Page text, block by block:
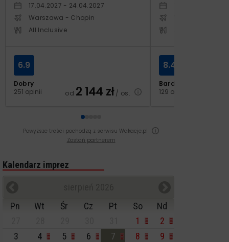
17.04.2027 - 24.04.2027
Warszawa - Chopin
All Inclusive
Dobry
251 opinii
6.9
od 2 144 zł/ os.
Warszawa -
Bardzo dobry
129 opinii
8.4
Powyższe treści pochodzą z serwisu Wakacje.pl
Zostań partnerem
Kalendarz imprez
Pn
Wt Śr Cz Pt So
Nd
1
2
3
4 5 6 7 8
9